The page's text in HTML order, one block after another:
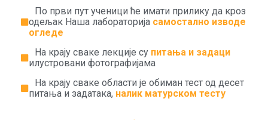
По први пут ученици ће имати прилику да кроз
одељак Наша лабораторија самостално изводе
огледе
На крају сваке лекције су питања и задаци
илустровани фотографијама
На крају сваке области је обиман тест од десет
питања и задатака, налик матурском тесту